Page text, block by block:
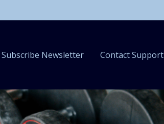
Subscribe Newsletter Contact Support